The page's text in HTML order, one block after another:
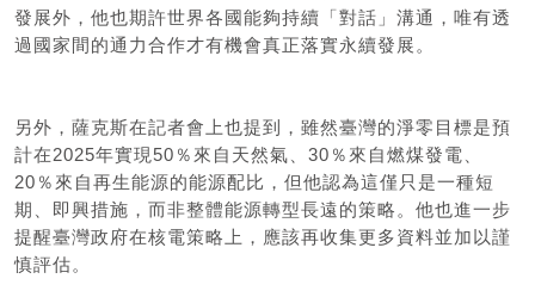
發展外，他也期許世界各國能夠持續「對話」溝通，唯有透
過國家間的通力合作才有機會真正落實永續發展。
另外，薩克斯在記者會上也提到，雖然臺灣的淨零目標是預
計在2025年實現50％來自天然氣、30％來自燃煤發電、
20％來自再生能源的能源配比，但他認為這僅只是一種短
期、即興措施，而非整體能源轉型長遠的策略。他也進一步
提醒臺灣政府在核電策略上，應該再收集更多資料並加以謹
慎評估。